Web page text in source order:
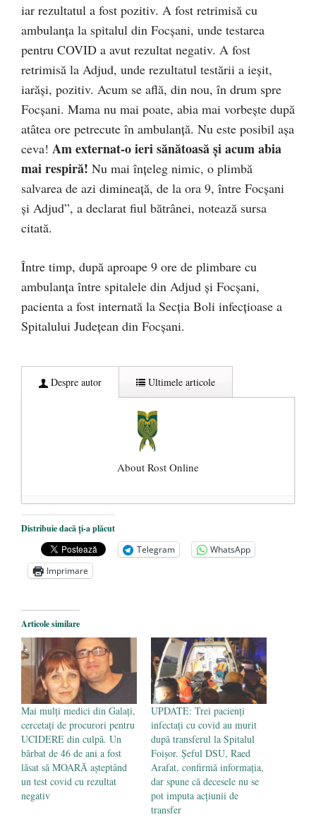
iar rezultatul a fost pozitiv. A fost retrimisă cu
ambulanța la spitalul din Focșani, unde testarea
pentru COVID a avut rezultat negativ. A fost
retrimisă la Adjud, unde rezultatul testării a ieșit,
iarăși, pozitiv. Acum se află, din nou, în drum spre
Focșani. Mama nu mai poate, abia mai vorbește după
atâtea ore petrecute în ambulanță. Nu este posibil așa
ceva! Am externat-o ieri sănătoasă și acum abia
mai respiră! Nu mai înțeleg nimic, o plimbă
salvarea de azi dimineață, de la ora 9, între Focșani
și Adjud”, a declarat fiul bătrânei, notează sursa
citată.
Între timp, după aproape 9 ore de plimbare cu
ambulanța între spitalele din Adjud și Focșani,
pacienta a fost internată la Secția Boli infecțioase a
Spitalului Județean din Focșani.
Despre autor Ultimele articole
About Rost Online
Dezvăluiri cutremurătoare despre
președintele Ucrainei, Volodymyr
Zelensky
- 13 mai 2026
Statul care servește Națiunea
Legea Vexler produce efecte. Bustul
poetului Octavian Goga, înlăturat din Iași
- 16 aprilie 2026
Distribuie dacă ți-a plăcut
Telegram
WhatsApp
Imprimare
Articole similare
Mai mulţi medici din Galați,
cercetaţi de procurori pentru
UCIDERE din culpă. Un
bărbat de 46 de ani a fost
lăsat să MOARĂ așteptând
un test covid cu rezultat
negativ
UPDATE: Trei pacienți
infectați cu covid au murit
după transferul la Spitalul
Foișor. Șeful DSU, Raed
Arafat, confirmă informația,
dar spune că decesele nu se
pot imputa acțiunii de
transfer